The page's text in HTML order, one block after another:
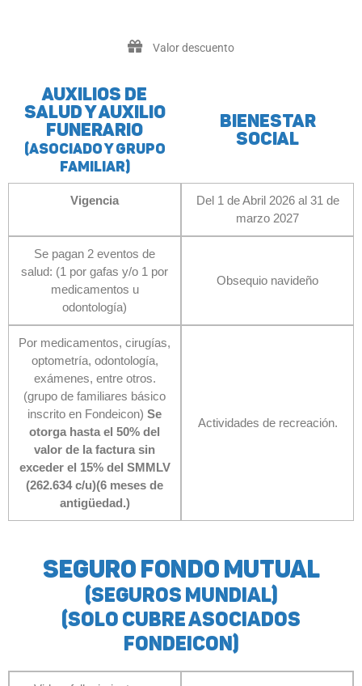
Valor descuento
Auxilios de
salud y auxilio
funerario
(asociado y grupo
familiar)
Bienestar
Social
Vigencia
Del 1 de Abril 2026 al 31 de
marzo 2027
Se pagan 2 eventos de
salud: (1 por gafas y/o 1 por
medicamentos u
odontología)
Obsequio navideño
Por medicamentos, cirugías,
optometría, odontología,
exámenes, entre otros.
(grupo de familiares básico
inscrito en Fondeicon) Se
otorga hasta el 50% del
valor de la factura sin
exceder el 15% del SMMLV
(262.634 c/u)(6 meses de
antigüedad.)
Actividades de recreación.
Seguro fondo mutual
(seguros mundial)
(solo cubre asociados
fondeicon)